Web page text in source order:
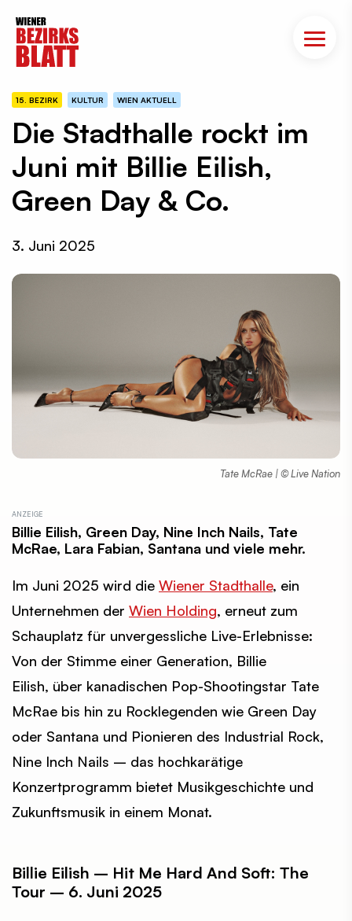
15. BEZIRK KULTUR WIEN AKTUELL
Die Stadthalle rockt im
Juni mit Billie Eilish,
Green Day & Co.
3. Juni 2025
Tate McRae | © Live Nation
Billie Eilish, Green Day, Nine Inch Nails, Tate
McRae, Lara Fabian, Santana und viele mehr.
Im Juni 2025 wird die Wiener Stadthalle, ein
Unternehmen der Wien Holding, erneut zum
Schauplatz für unvergessliche Live-Erlebnisse:
Von der Stimme einer Generation, Billie
Eilish, über kanadischen Pop-Shootingstar Tate
McRae bis hin zu Rocklegenden wie Green Day
oder Santana und Pionieren des Industrial Rock,
Nine Inch Nails – das hochkarätige
Konzertprogramm bietet Musikgeschichte und
Zukunftsmusik in einem Monat.
Billie Eilish – Hit Me Hard And Soft: The
Tour – 6. Juni 2025